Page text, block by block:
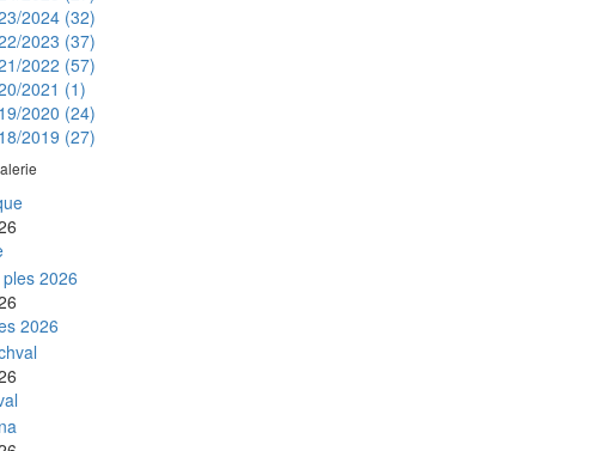
2024 (32)
2023 (37)
2022 (57)
2021 (1)
2020 (24)
2019 (27)
2026